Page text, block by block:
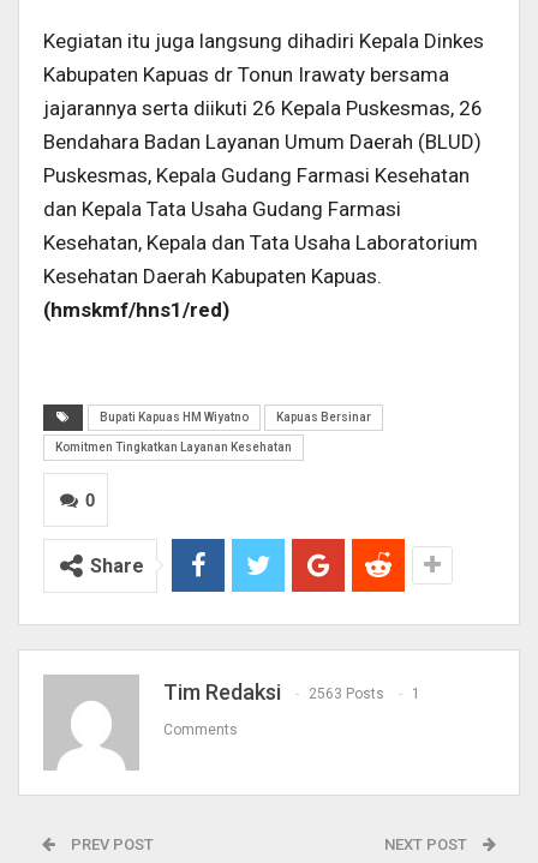
Kegiatan itu juga langsung dihadiri Kepala Dinkes
Kabupaten Kapuas dr Tonun Irawaty bersama
jajarannya serta diikuti 26 Kepala Puskesmas, 26
Bendahara Badan Layanan Umum Daerah (BLUD)
Puskesmas, Kepala Gudang Farmasi Kesehatan
dan Kepala Tata Usaha Gudang Farmasi
Kesehatan, Kepala dan Tata Usaha Laboratorium
Kesehatan Daerah Kabupaten Kapuas.
(hmskmf/hns1/red)
Bupati Kapuas HM Wiyatno Kapuas Bersinar
Komitmen Tingkatkan Layanan Kesehatan
0
Share
Tim Redaksi 2563 Posts 1
Comments
PREV POST NEXT POST